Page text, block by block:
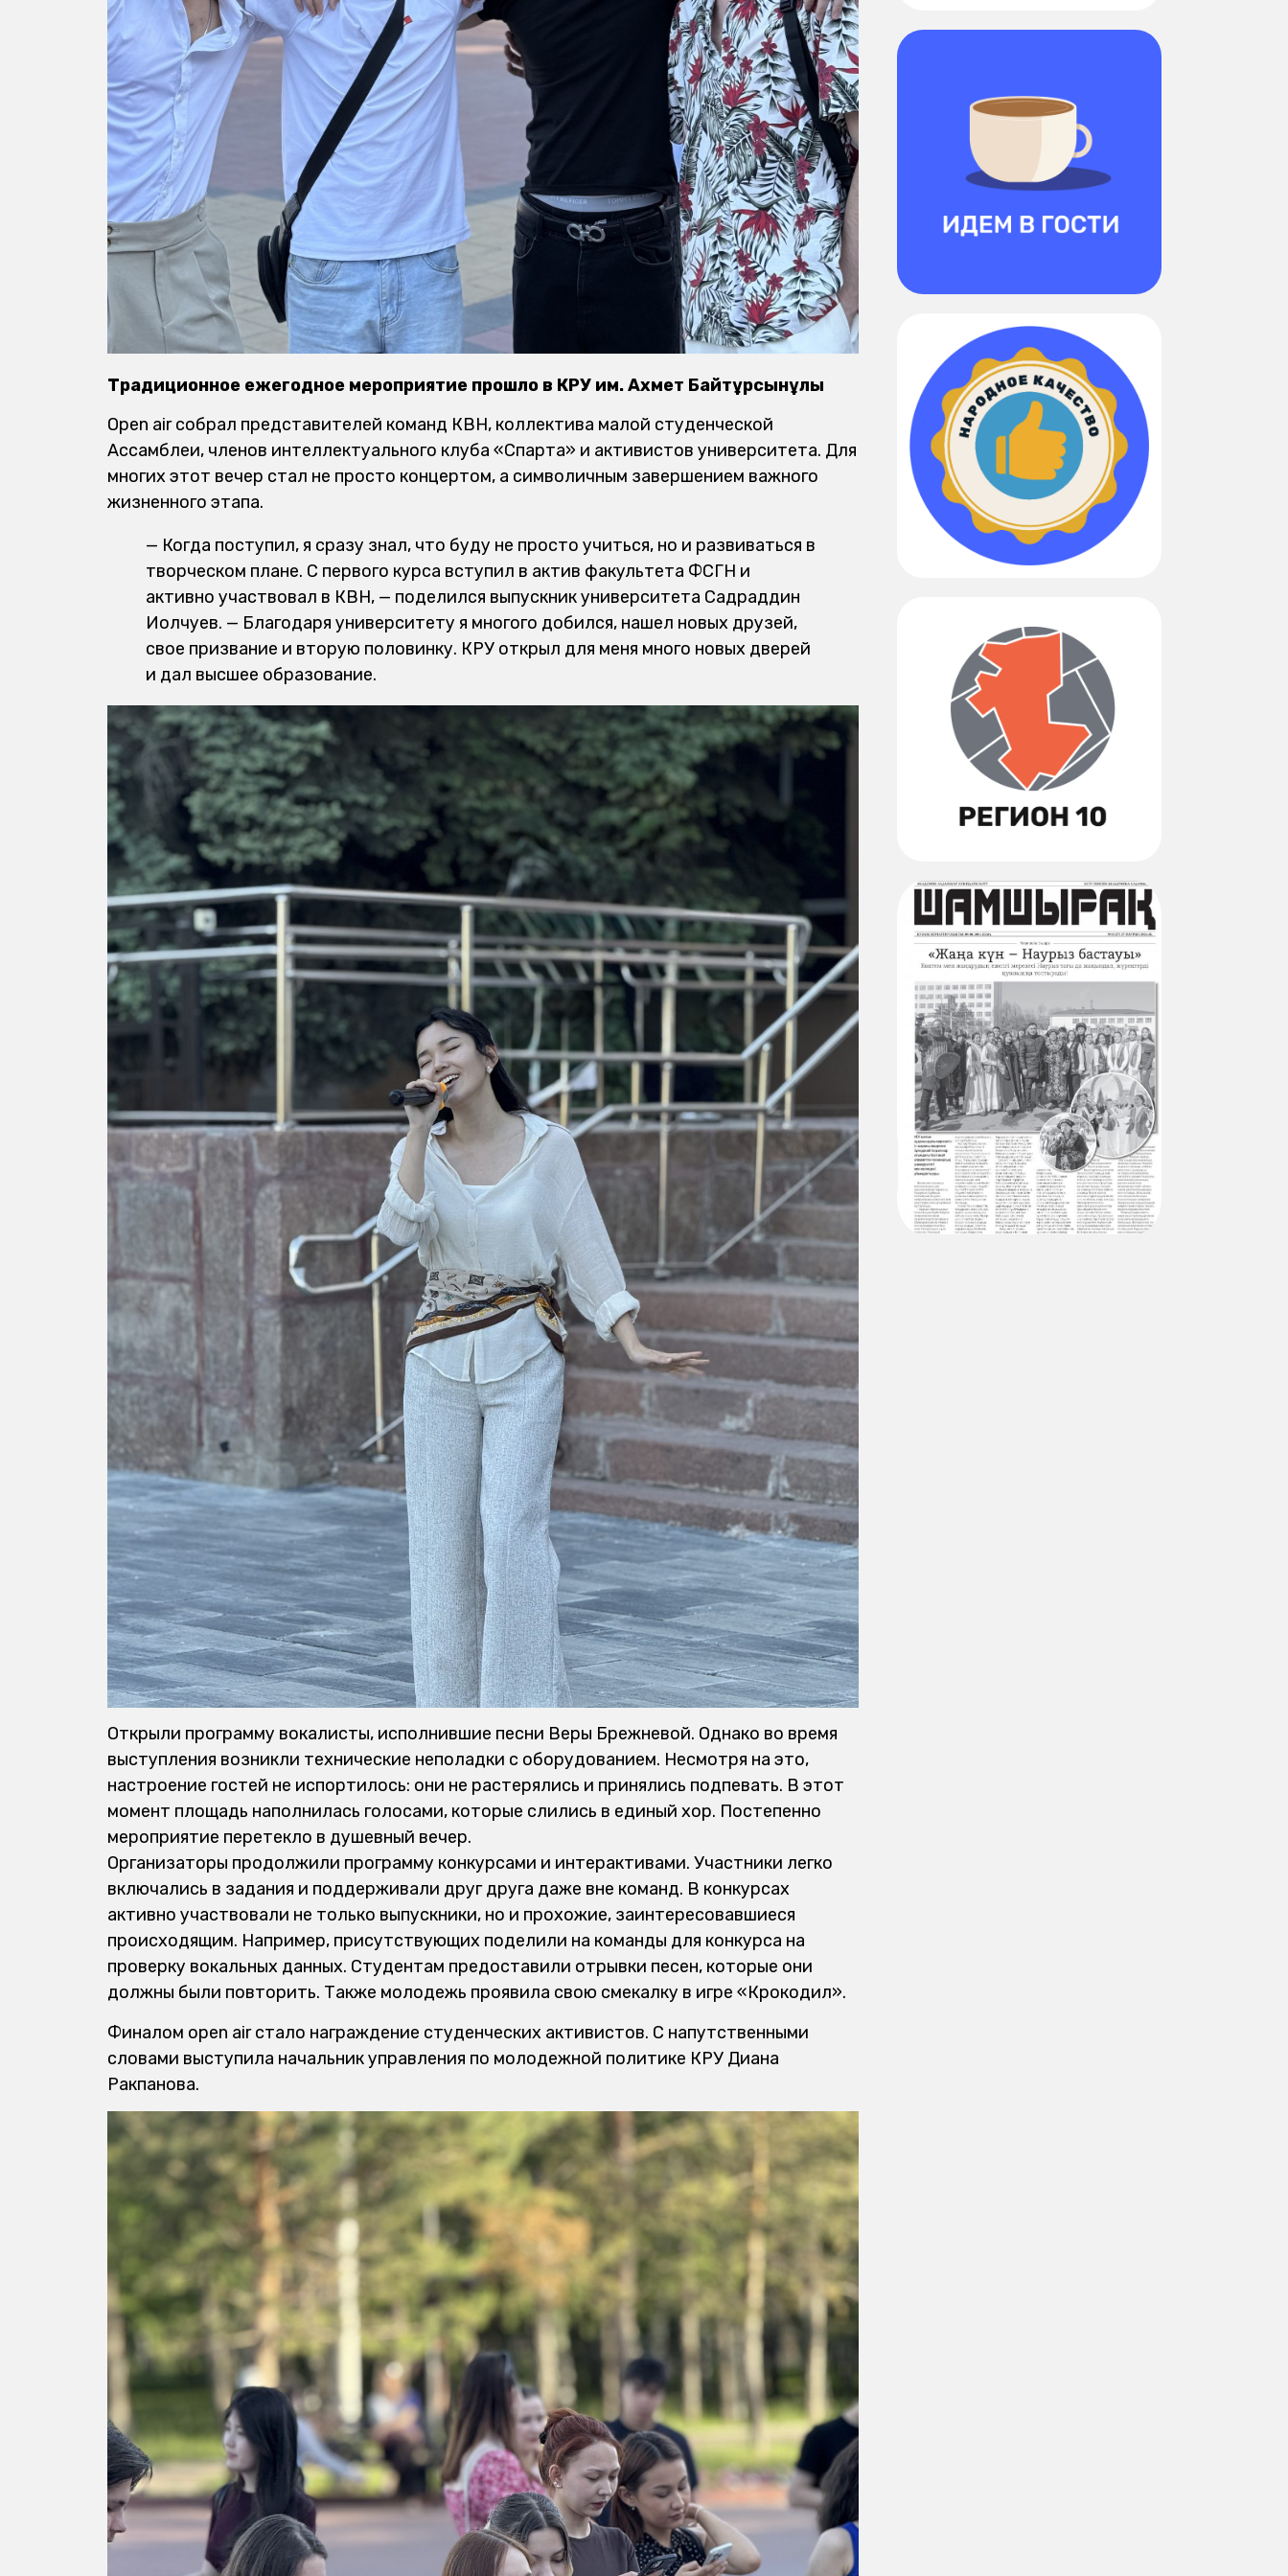
Традиционное ежегодное мероприятие прошло в КРУ им. Ахмет Байтұрсынұлы
Open air собрал представителей команд КВН, коллектива малой студенческой
Ассамблеи, членов интеллектуального клуба «Спарта» и активистов университета. Для
многих этот вечер стал не просто концертом, а символичным завершением важного
жизненного этапа.
— Когда поступил, я сразу знал, что буду не просто учиться, но и развиваться в
творческом плане. С первого курса вступил в актив факультета ФСГН и
активно участвовал в КВН, — поделился выпускник университета Садраддин
Иолчуев. — Благодаря университету я многого добился, нашел новых друзей,
свое призвание и вторую половинку. КРУ открыл для меня много новых дверей
и дал высшее образование.
Открыли программу вокалисты, исполнившие песни Веры Брежневой. Однако во время
выступления возникли технические неполадки с оборудованием. Несмотря на это,
настроение гостей не испортилось: они не растерялись и принялись подпевать. В этот
момент площадь наполнилась голосами, которые слились в единый хор. Постепенно
мероприятие перетекло в душевный вечер.
Организаторы продолжили программу конкурсами и интерактивами. Участники легко
включались в задания и поддерживали друг друга даже вне команд. В конкурсах
активно участвовали не только выпускники, но и прохожие, заинтересовавшиеся
происходящим. Например, присутствующих поделили на команды для конкурса на
проверку вокальных данных. Студентам предоставили отрывки песен, которые они
должны были повторить. Также молодежь проявила свою смекалку в игре «Крокодил».
Финалом open air стало награждение студенческих активистов. С напутственными
словами выступила начальник управления по молодежной политике КРУ Диана
Ракпанова.